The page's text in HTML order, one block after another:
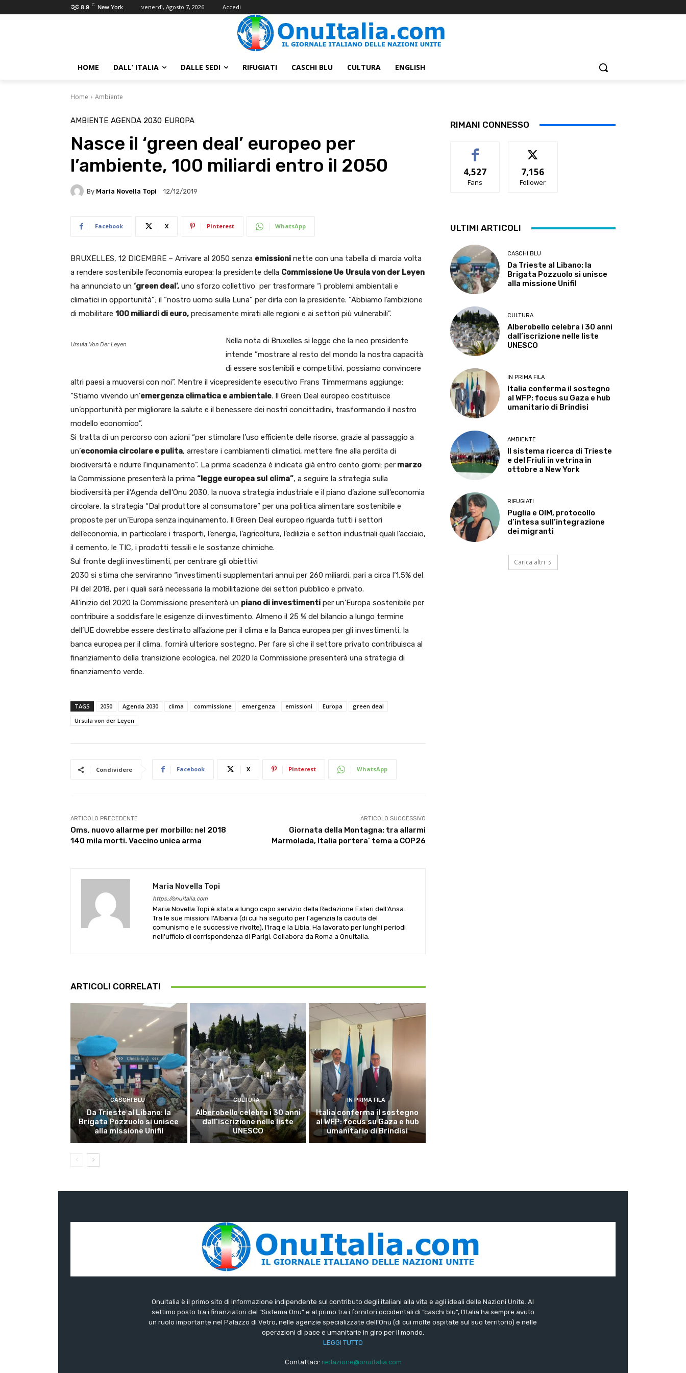
8.9 C New York venerdì, Agosto 7, 2026 Accedi
HOME DALL’ ITALIA DALLE SEDI RIFUGIATI CASCHI BLU CULTURA ENGLISH
Home Ambiente
AMBIENTE AGENDA 2030 EUROPA
Nasce il ‘green deal’ europeo per
l’ambiente, 100 miliardi entro il 2050
By Maria Novella Topi 12/12/2019
Facebook X Pinterest WhatsApp
BRUXELLES, 12 DICEMBRE – Arrivare al 2050 senza emissioni nette con una tabella di marcia volta
a rendere sostenibile l’economia europea: la presidente della Commissione Ue Ursula von der Leyen
ha annunciato un ‘green deal’, uno sforzo collettivo per trasformare “i problemi ambientali e
climatici in opportunità”; il “nostro uomo sulla Luna” per dirla con la presidente. ”Abbiamo l’ambizione
di mobilitare 100 miliardi di euro, precisamente mirati alle regioni e ai settori più vulnerabili”.
Ursula Von Der Leyen
Nella nota di Bruxelles si legge che la neo presidente
intende ”mostrare al resto del mondo la nostra capacità
di essere sostenibili e competitivi, possiamo convincere
altri paesi a muoversi con noi”. Mentre il vicepresidente esecutivo Frans Timmermans aggiunge:
“Stiamo vivendo un’emergenza climatica e ambientale. Il Green Deal europeo costituisce
un’opportunità per migliorare la salute e il benessere dei nostri concittadini, trasformando il nostro
modello economico”.
Si tratta di un percorso con azioni “per stimolare l’uso efficiente delle risorse, grazie al passaggio a
un’economia circolare e pulita, arrestare i cambiamenti climatici, mettere fine alla perdita di
biodiversità e ridurre l’inquinamento”. La prima scadenza è indicata già entro cento giorni: per marzo
la Commissione presenterà la prima “legge europea sul clima”, a seguire la strategia sulla
biodiversità per il’Agenda dell’Onu 2030, la nuova strategia industriale e il piano d’azione sull’economia
circolare, la strategia “Dal produttore al consumatore” per una politica alimentare sostenibile e
proposte per un’Europa senza inquinamento. Il Green Deal europeo riguarda tutti i settori
dell’economia, in particolare i trasporti, l’energia, l’agricoltura, l’edilizia e settori industriali quali l’acciaio,
il cemento, le TIC, i prodotti tessili e le sostanze chimiche.
Sul fronte degli investimenti, per centrare gli obiettivi
2030 si stima che serviranno “investimenti supplementari annui per 260 miliardi, pari a circa l’1,5% del
Pil del 2018, per i quali sarà necessaria la mobilitazione dei settori pubblico e privato.
All’inizio del 2020 la Commissione presenterà un piano di investimenti per un’Europa sostenibile per
contribuire a soddisfare le esigenze di investimento. Almeno il 25 % del bilancio a lungo termine
dell’UE dovrebbe essere destinato all’azione per il clima e la Banca europea per gli investimenti, la
banca europea per il clima, fornirà ulteriore sostegno. Per fare sì che il settore privato contribuisca al
finanziamento della transizione ecologica, nel 2020 la Commissione presenterà una strategia di
finanziamento verde.
TAGS 2050 Agenda 2030 clima commissione emergenza emissioni Europa
green deal
Ursula von der Leyen
Condividere Facebook X Pinterest WhatsApp
ARTICOLO PRECEDENTE
Oms, nuovo allarme per morbillo: nel 2018
140 mila morti. Vaccino unica arma
ARTICOLO SUCCESSIVO
Giornata della Montagna: tra allarmi
Marmolada, Italia portera’ tema a COP26
Maria Novella Topi
https://onuitalia.com
Maria Novella Topi è stata a lungo capo servizio della Redazione Esteri dell'Ansa.
Tra le sue missioni l'Albania (di cui ha seguito per l'agenzia la caduta del
comunismo e le successive rivolte), l'Iraq e la Libia. Ha lavorato per lunghi periodi
nell'ufficio di corrispondenza di Parigi. Collabora da Roma a OnuItalia.
ARTICOLI CORRELATI
CASCHI BLU
Da Trieste al Libano: la
Brigata Pozzuolo si unisce
alla missione Unifil
CULTURA
Alberobello celebra i 30 anni
dall’iscrizione nelle liste
UNESCO
IN PRIMA FILA
Italia conferma il sostegno
al WFP: focus su Gaza e hub
umanitario di Brindisi
RIMANI CONNESSO
4,527
Fans
7,156
Follower
ULTIMI ARTICOLI
CASCHI BLU
Da Trieste al Libano: la
Brigata Pozzuolo si unisce
alla missione Unifil
CULTURA
Alberobello celebra i 30 anni
dall’iscrizione nelle liste
UNESCO
IN PRIMA FILA
Italia conferma il sostegno
al WFP: focus su Gaza e hub
umanitario di Brindisi
AMBIENTE
Il sistema ricerca di Trieste
e del Friuli in vetrina in
ottobre a New York
RIFUGIATI
Puglia e OIM, protocollo
d’intesa sull’integrazione
dei migranti
Carica altri
OnuItalia è il primo sito di informazione indipendente sul contributo degli italiani alla vita e agli ideali delle Nazioni Unite. Al
settimo posto tra i finanziatori del “Sistema Onu” e al primo tra i fornitori occidentali di “caschi blu”, l’Italia ha sempre avuto
un ruolo importante nel Palazzo di Vetro, nelle agenzie specializzate dell’Onu (di cui molte ospitate sul suo territorio) e nelle
operazioni di pace e umanitarie in giro per il mondo.
LEGGI TUTTO
Contattaci: redazione@onuitalia.com